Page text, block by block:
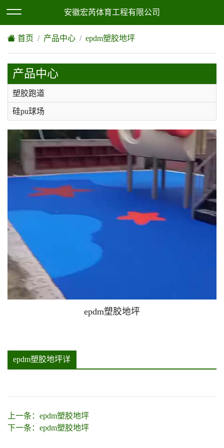
欢迎访问安徽宏芮体育工程有限公司网站！
安徽宏芮体育工程有限公司
首页 产品中心 epdm塑胶地坪
产品中心
塑胶跑道
硅pu球场
epdm塑胶地坪
人造草坪
环氧地坪
epdm塑胶地坪
epdm塑胶地坪详
上一条： epdm塑胶地坪
下一条： epdm塑胶地坪